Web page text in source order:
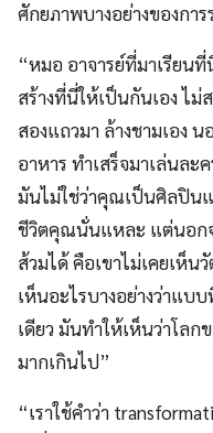
ศักยภาพบางอย่างของการ
“หมอ อาจารย์ที่มาเรียนที่
สร้างที่นี่ให้เป็นกันเอง ไม่
สองแถวมา ล้างชามเอง
อาหาร ทำเสร็จมาเล่นล
มันไม่ใช่ว่าคุณเป็นศิลปิน
ชีวิตคุณนั่นแหละ แต่นอก
ส้วมได้ คือเขาไม่เคยเห็
เห็นอะไรบางอย่างว่าแบ
เดียว มันทำให้เห็นว่าโล
มากเกินไป”
“เราใช้คำว่า